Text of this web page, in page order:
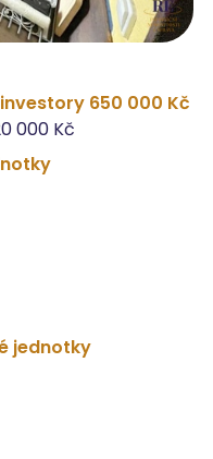
650 000 Kč
000 Kč
jednotky